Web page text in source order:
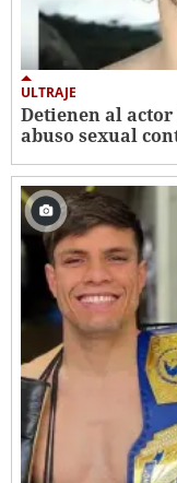
ULTRAJE
Detienen al
abuso sexual